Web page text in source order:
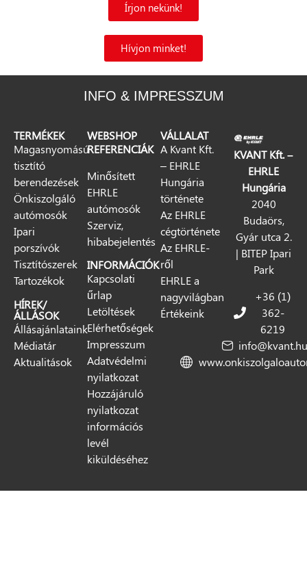
Írjon nekünk!
Hívjon minket!
INFO & IMPRESSZUM
TERMÉKEK
Magasnyomású
tisztító
berendezések
Önkiszolgáló
autómosók
Ipari
porszívók
Tisztítószerek
Tartozékok
HÍREK/
ÁLLÁSOK
Állásajánlataink
Médiatár
Aktualitások
WEBSHOP
REFERENCIÁK
Minősített
EHRLE
autómosók
Szerviz,
hibabejelentés
INFORMÁCIÓK
Kapcsolati
űrlap
Letöltések
Elérhetőségek
Impresszum
Adatvédelmi
nyilatkozat
Hozzájáruló
nyilatkozat
információs
levél
kiküldéséhez
VÁLLALAT
A Kvant Kft.
– EHRLE
Hungária
története
Az EHRLE
cégtörténete
Az EHRLE-
ről
EHRLE a
nagyvilágban
Értékeink
KVANT Kft. –
EHRLE
Hungária
2040
Budaörs,
Gyár utca 2.
| BITEP Ipari
Park
+36 (1)
362-
6219
info@kvant.hu